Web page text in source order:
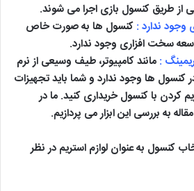
از طریق کنسول بازی اجرا می شوند.
وجود ندارد : کنسول ها به صورت خاص
سخت افزاری وجود ندارد.
: مانند کامپیوتر، طیف وسیعی از نرم
کنسول ها وجود ندارد و شما باید تجهیزات
کردن با کنسول خریداری کنید. ما در
به بررسی این ابزار می پردازیم.
کنسول به عنوان لوازم استریم در نظر